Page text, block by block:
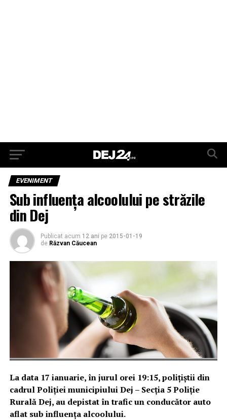
EVENIMENT
Sub influenţa alcoolului pe străzile
din Dej
Publicat acum 12 ani pe 2015-01-19
de Răzvan Căucean
La data 17 ianuarie, în jurul orei 19:15, poliţiştii din
cadrul Poliţiei municipiului Dej – Secţia 5 Poliţie
Rurală Dej, au depistat în trafic un conducător auto
aflat sub influenţa alcoolului.